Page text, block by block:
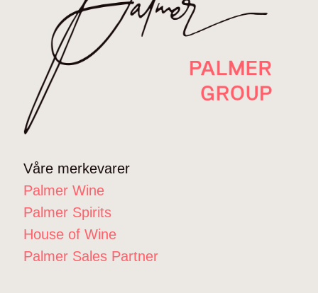
Våre merkevarer
Palmer Wine
Palmer Spirits
House of Wine
Palmer Sales Partner